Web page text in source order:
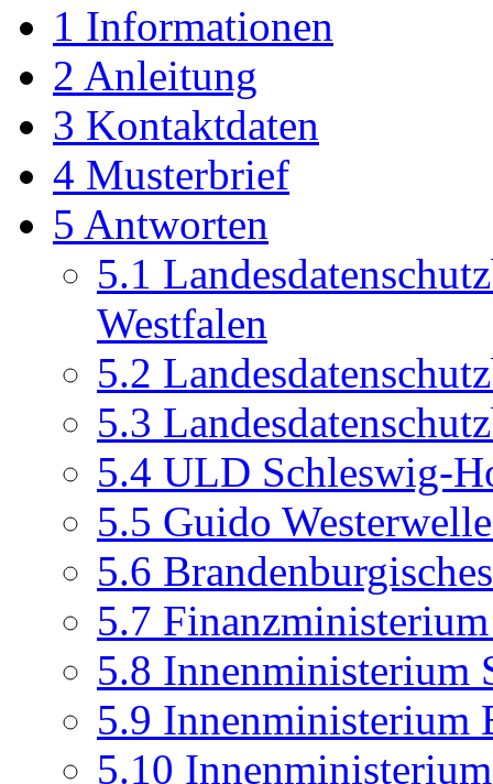
1 Informationen
2 Anleitung
3 Kontaktdaten
4 Musterbrief
5 Antworten
5.1
Westfalen
5.2
5.3
5.4 ULD Schleswig-
5.5 Guido
5.6
5.7
5.8 Innenministerium
5.9 Innenministerium
5.10